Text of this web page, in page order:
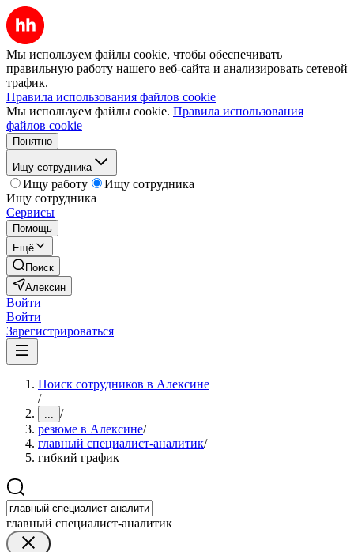
Мы используем файлы cookie, чтобы обеспечивать
правильную работу нашего веб-сайта и анализировать сетевой
трафик.
Правила использования файлов cookie
Мы используем файлы cookie. Правила использования
файлов cookie
Понятно
Ищу сотрудника
Ищу работу
Ищу сотрудника
Ищу сотрудника
Сервисы
Помощь
Ещё
Поиск
Алексин
Войти
Войти
Зарегистрироваться
Поиск сотрудников в Алексине
/
... /
резюме в Алексине/
главный специалист-аналитик/
гибкий график
главный специалист-аналитик